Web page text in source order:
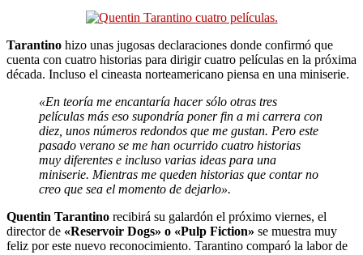
Tarantino hizo unas jugosas declaraciones donde confirmó que
cuenta con cuatro historias para dirigir cuatro películas en la próxima
década. Incluso el cineasta norteamericano piensa en una miniserie.
«En teoría me encantaría hacer sólo otras tres
películas más eso supondría poner fin a mi carrera con
diez, unos números redondos que me gustan. Pero este
pasado verano se me han ocurrido cuatro historias
muy diferentes e incluso varias ideas para una
miniserie. Mientras me queden historias que contar no
creo que sea el momento de dejarlo».
Quentin Tarantino recibirá su galardón el próximo viernes, el
director de «Reservoir Dogs» o «Pulp Fiction» se muestra muy
feliz por este nuevo reconocimiento. Tarantino comparó la labor de